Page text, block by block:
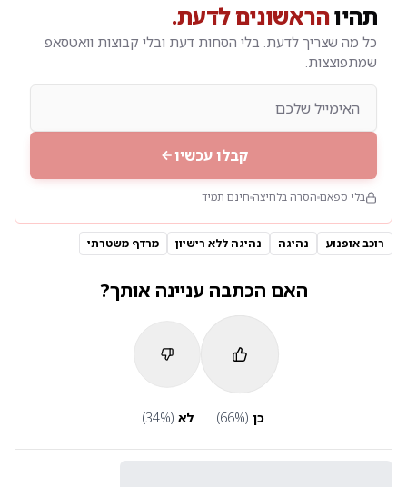
תהיוהראשונים לדעת.
כל מה שצריך לדעת. בלי הסחות דעת ובלי קבוצות וואטסאפ
שמתפוצצות.
קבלו עכשיו
בלי ספאם הסרה בלחיצה חינם תמיד
רוכב אופנוע נהיגה נהיגה ללא רישיון מרדף משטרתי
האם הכתבה עניינה אותך?
כן (
66%) לא (
34%)